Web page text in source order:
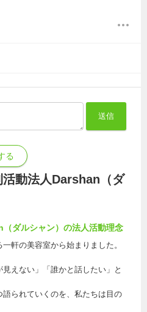
送信
る
活動法人Darshan（ダ
ダルシャン）の法人活動理念
軒の美容室から始まりました。
見えない」「誰かと話したい」と
られていくのを、私たちは目の